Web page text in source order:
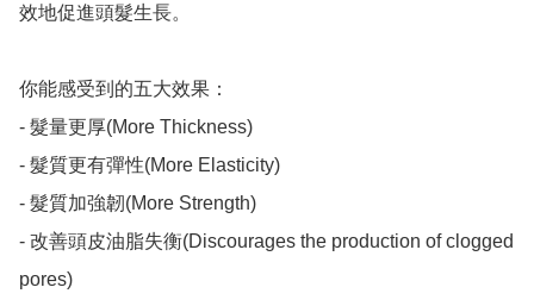
效地促進頭髮生長。
你能感受到的五大效果：
- 髮量更厚(More Thickness)
- 髮質更有彈性(More Elasticity)
- 髮質加強韌(More Strength)
- 改善頭皮油脂失衡(Discourages the production of clogged
pores)